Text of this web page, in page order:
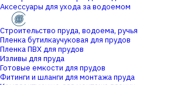
Аксессуары для ухода за водоемом
Строительство пруда, водоема, ручья
Пленка бутилкаучуковая для прудов
Пленка ПВХ для прудов
Изливы для пруда
Готовые емкости для прудов
Фитинги и шланги для монтажа пруда